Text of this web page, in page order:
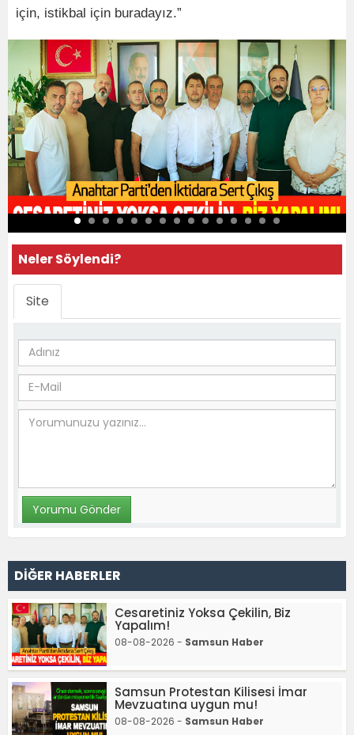
için, istikbal için buradayız.”
Neler Söylendi?
Site
DİĞER HABERLER
Cesaretiniz Yoksa Çekilin, Biz
Yapalım!
08-08-2026 - Samsun Haber
Samsun Protestan Kilisesi İmar
Mevzuatına uygun mu!
08-08-2026 - Samsun Haber